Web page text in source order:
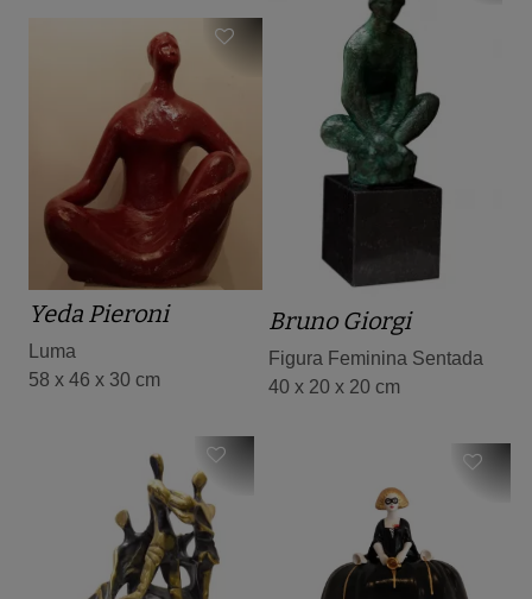
Bruno Giorgi
Figura Feminina Sentada
40 x 20 x 20 cm
Yeda Pieroni
Luma
58 x 46 x 30 cm